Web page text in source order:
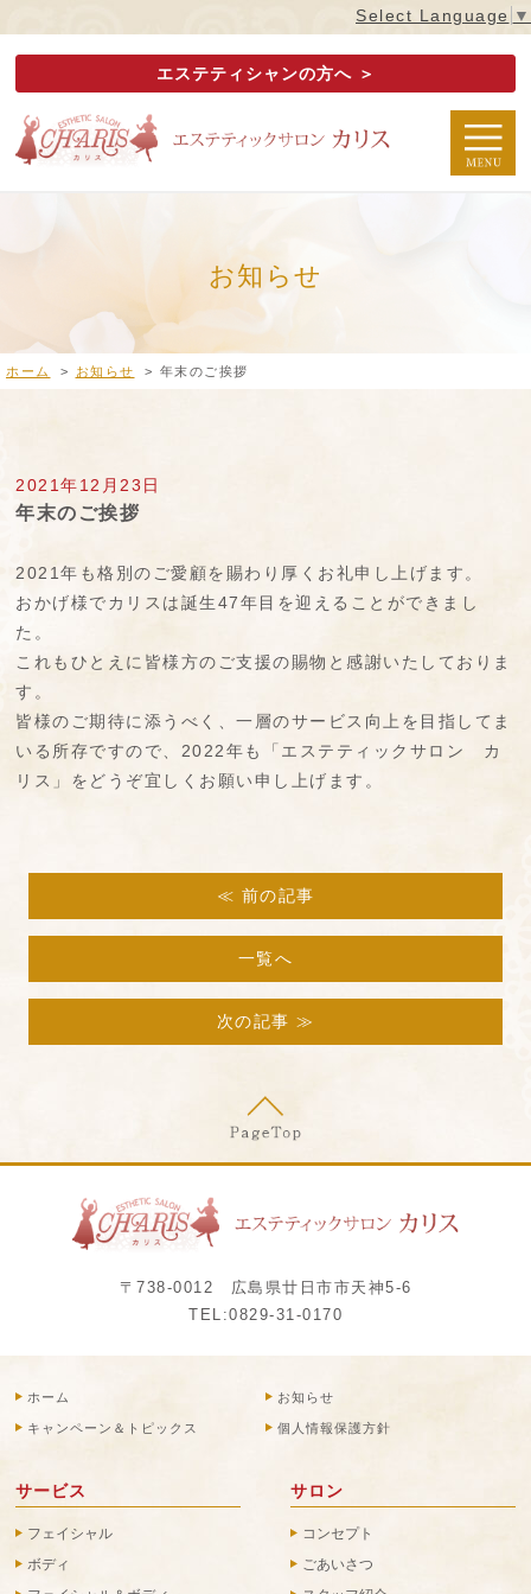
Select Language ▼
エステティシャンの方へ ＞
お知らせ
ホーム > お知らせ > 年末のご挨拶
2021年12月23日
年末のご挨拶
2021年も格別のご愛顧を賜わり厚くお礼申し上げます。
おかげ様でカリスは誕生47年目を迎えることができまし
た。
これもひとえに皆様方のご支援の賜物と感謝いたしておりま
す。
皆様のご期待に添うべく、一層のサービス向上を目指してま
いる所存ですので、2022年も「エステティックサロン カ
リス」をどうぞ宜しくお願い申し上げます。
≪ 前の記事
一覧へ
次の記事 ≫
〒738-0012 広島県廿日市市天神5-6
TEL:0829-31-0170
ホーム お知らせ
キャンペーン＆トピックス 個人情報保護方針
サービス
フェイシャル
ボディ
サロン
コンセプト
ごあいさつ